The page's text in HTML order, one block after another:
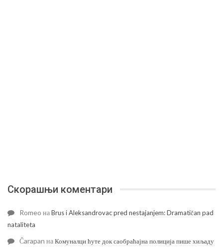
Скорашњи коментари
Romeo наBrus i Aleksandrovac pred nestajanjem: Dramatičan pad
nataliteta
Čarapan наКомуналци ћуте док саобраћајна полиција пише хиљаду